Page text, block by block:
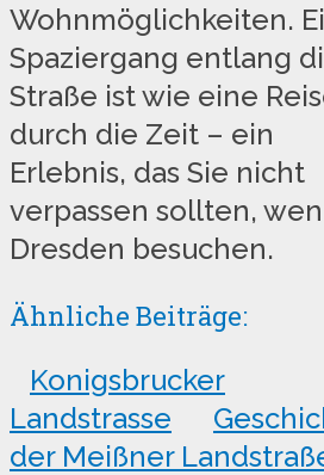
Wohnmöglichkeiten.
Spaziergang entlang
Straße ist wie eine
durch die Zeit – ein
Erlebnis, das Sie nicht
verpassen sollten,
Dresden besuchen.
Ähnliche Beiträge:
Konigsbrucker
Landstrasse
der Meißner